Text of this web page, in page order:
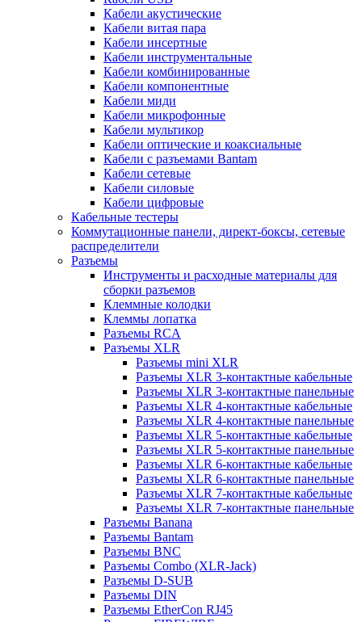
Кабели акустические
Кабели витая пара
Кабели инсертные
Кабели инструментальные
Кабели комбинированные
Кабели компонентные
Кабели миди
Кабели микрофонные
Кабели мультикор
Кабели оптические и коаксиальные
Кабели с разъемами Bantam
Кабели сетевые
Кабели силовые
Кабели цифровые
Кабельные тестеры
Коммутационные панели, директ-боксы, сетевые
распределители
Разъемы
Инструменты и расходные материалы для
сборки разъемов
Клеммные колодки
Клеммы лопатка
Разъемы RCA
Разъемы XLR
Разъемы mini XLR
Разъемы XLR 3-контактные кабельные
Разъемы XLR 3-контактные панельные
Разъемы XLR 4-контактные кабельные
Разъемы XLR 4-контактные панельные
Разъемы XLR 5-контактные кабельные
Разъемы XLR 5-контактные панельные
Разъемы XLR 6-контактные кабельные
Разъемы XLR 6-контактные панельные
Разъемы XLR 7-контактные кабельные
Разъемы XLR 7-контактные панельные
Разъемы Banana
Разъемы Bantam
Разъемы BNC
Разъемы Combo (XLR-Jack)
Разъемы D-SUB
Разъемы DIN
Разъемы EtherCon RJ45